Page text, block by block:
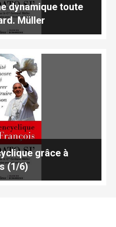
dynamique toute
Müller
grâce à
(1/6)